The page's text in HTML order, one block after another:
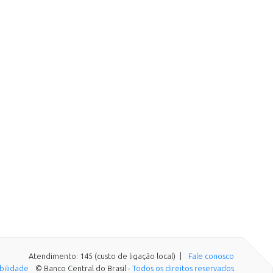
Atendimento: 145 (custo de ligação local)
Fale conosco
© Banco Central do Brasil - Todos os direitos reservados